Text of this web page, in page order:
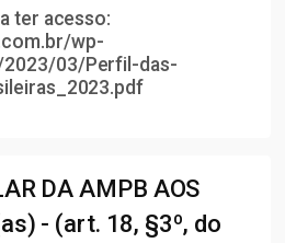
ter acesso:
wp-
03/Perfil-das-
DA AMPB AOS
- (art. 18, §3º, do